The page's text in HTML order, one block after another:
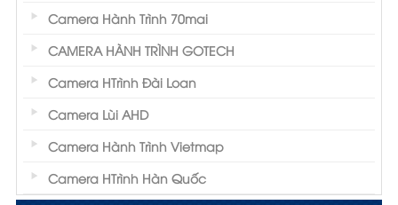
Camera Hành Trình 70mai
CAMERA HÀNH TRÌNH GOTECH
Camera HTrình Đài Loan
Camera Lùi AHD
Camera Hành Trình Vietmap
Camera HTrình Hàn Quốc